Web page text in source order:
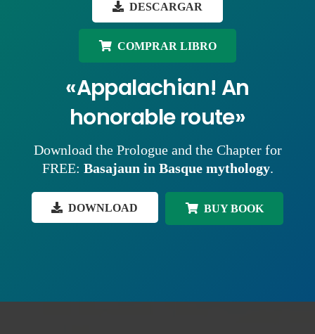
DESCARGAR
COMPRAR LIBRO
«Appalachian! An
honorable route»
Download the Prologue and the Chapter for
FREE: Basajaun in Basque mythology.
DOWNLOAD BUY BOOK